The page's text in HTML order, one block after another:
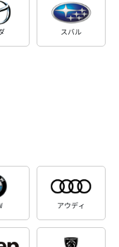
スバル
アウディ